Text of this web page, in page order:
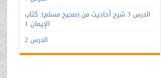
الدرس 3 شرح أحاديث من (صحيح مسلم): كتاب
الإيمان 1
الدرس 2